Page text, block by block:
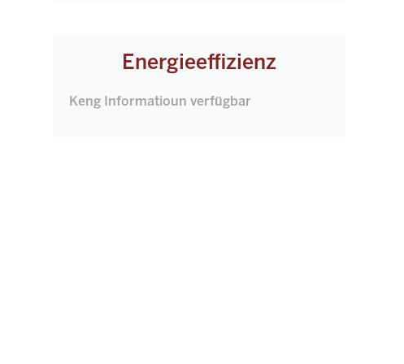
Energieeffizienz
Keng Informatioun verfügbar